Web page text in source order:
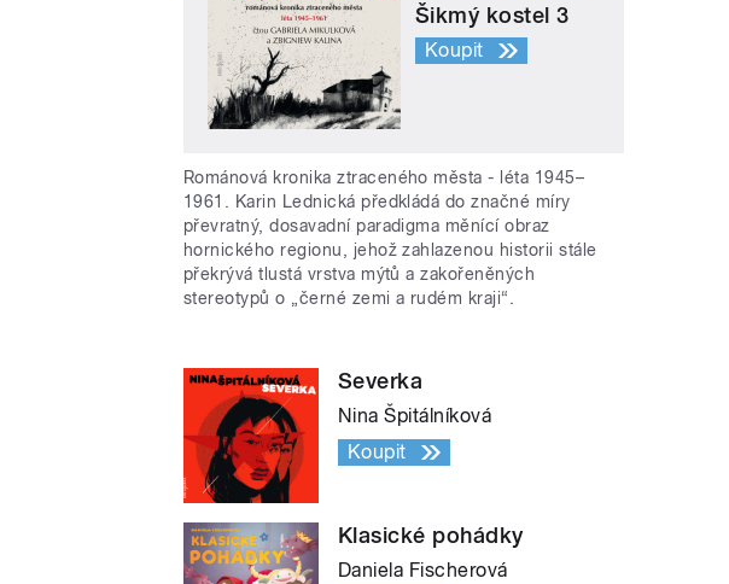
Šikmý kostel 3
Koupit
Románová kronika ztraceného města - léta 1945–
1961. Karin Lednická předkládá do značné míry
převratný, dosavadní paradigma měnící obraz
hornického regionu, jehož zahlazenou historii stále
překrývá tlustá vrstva mýtů a zakořeněných
stereotypů o „černé zemi a rudém kraji“.
Severka
Nina Špitálníková
Koupit
Klasické pohádky
Daniela Fischerová